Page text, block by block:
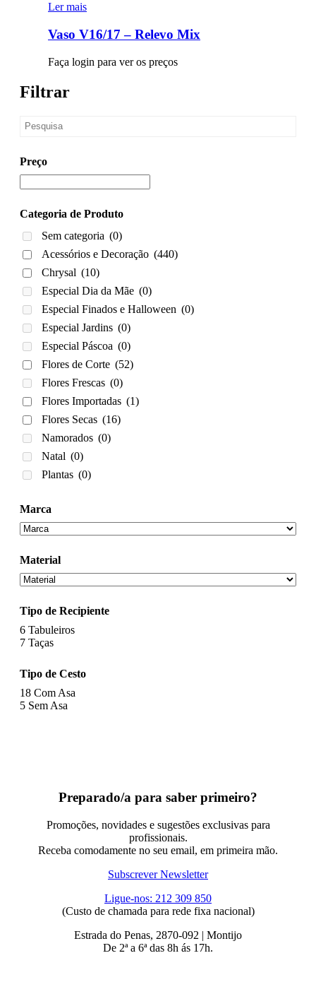
Ler mais
Vaso V16/17 – Relevo Mix
Faça login para ver os preços
Filtrar
Preço
Categoria de Produto
Sem categoria (0)
Acessórios e Decoração (440)
Chrysal (10)
Especial Dia da Mãe (0)
Especial Finados e Halloween (0)
Especial Jardins (0)
Especial Páscoa (0)
Flores de Corte (52)
Flores Frescas (0)
Flores Importadas (1)
Flores Secas (16)
Namorados (0)
Natal (0)
Plantas (0)
Marca
Material
Tipo de Recipiente
6 Tabuleiros
7 Taças
Tipo de Cesto
18 Com Asa
5 Sem Asa
Preparado/a para saber primeiro?
Promoções, novidades e sugestões exclusivas para
profissionais.
Receba comodamente no seu email, em primeira mão.
Subscrever Newsletter
Ligue-nos: 212 309 850
(Custo de chamada para rede fixa nacional)
Estrada do Penas, 2870-092 | Montijo
De 2ª a 6ª das 8h ás 17h.